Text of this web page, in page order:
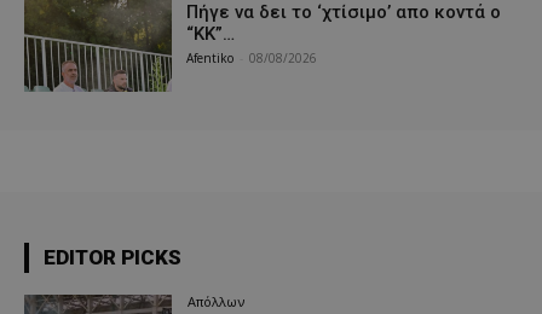
Πήγε να δει το ‘χτίσιμο’ απο κοντά ο
“ΚΚ”…
Afentiko 08/08/2026
EDITOR PICKS
Απόλλων